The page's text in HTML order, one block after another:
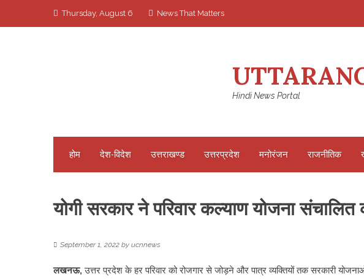
Thursday, August 6 News That Matters
Hindi News Portal
होम देश-विदेश उत्तराखण्ड उत्तरप्रदेश मनोरंजन राजनीतिक
योगी सरकार ने परिवार कल्याण योजना संचालित
September 1, 2022 by ucnnews
लखनऊ, उत्तर प्रदेश के हर परिवार को रोजगार से जोड़ने और पात्र व्यक्तियों तक सरकारी